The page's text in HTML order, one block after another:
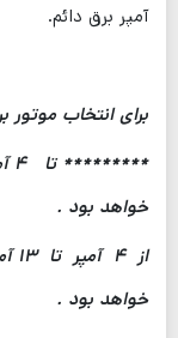
آمپر برق دائم.
برای انتخاب موتور
خواهد بود .
خواهد بود .